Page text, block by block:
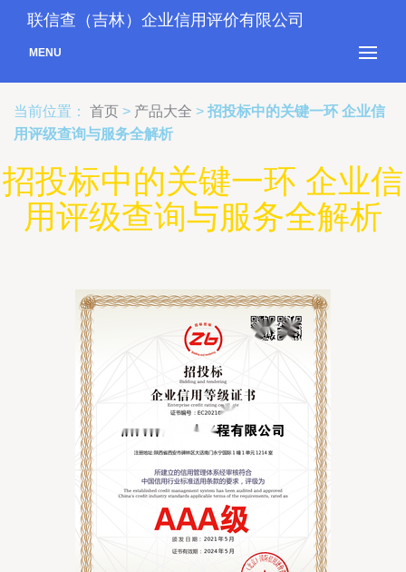
联信查（吉林）企业信用评价有限公司
MENU
当前位置： 首页 > 产品大全 > 招投标中的关键一环 企业信
用评级查询与服务全解析
招投标中的关键一环 企业信
用评级查询与服务全解析